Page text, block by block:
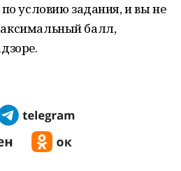
условию задания, и вы не
балл,